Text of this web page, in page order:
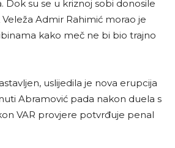
Dok su se u kriznoj sobi donosile
Admir Rahimić morao je
kako meč ne bi bio trajno
uslijedila je nova erupcija
Abramović pada nakon duela s
VAR provjere potvrđuje penal